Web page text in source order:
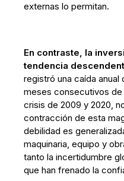
externas lo permitan.
En contraste, la
tendencia
registró una caída
meses consecutivos
crisis de 2009 y 2020,
contracción de esta
debilidad es
maquinaria, equipo y
tanto la incertidumbre
que han frenado la